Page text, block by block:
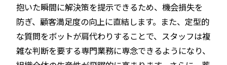
抱いた瞬間に解決策を提示できるため、機会損失を
防ぎ、顧客満足度の向上に直結します。また、定型的
な質問をボットが肩代わりすることで、スタッフは複
雑な判断を要する専門業務に専念できるようになり、